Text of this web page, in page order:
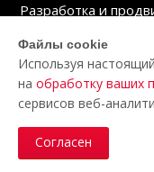
Разработка и
© ООО
Политика
Файлы cookie
Используя
на обработку ваших
сервисов веб-
Согласен